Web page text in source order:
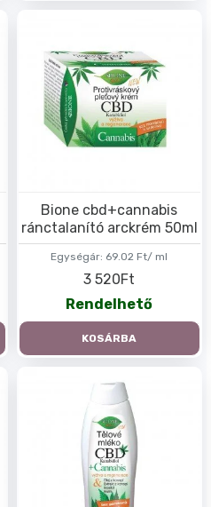
Egységár: 69.02 Ft/ ml
Bione cbd+cannabis
ránctalanító arckrém 50ml
3 520Ft
Rendelhető
KOSÁRBA